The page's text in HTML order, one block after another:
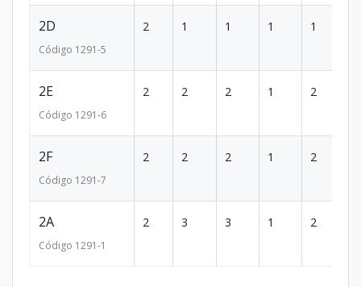
2D
Código 1291-5
2 1 1 1 1
2E
Código 1291-6
2 2 2 1 2
2F
Código 1291-7
2 2 2 1 2
2A
Código 1291-1
2 3 3 1 2